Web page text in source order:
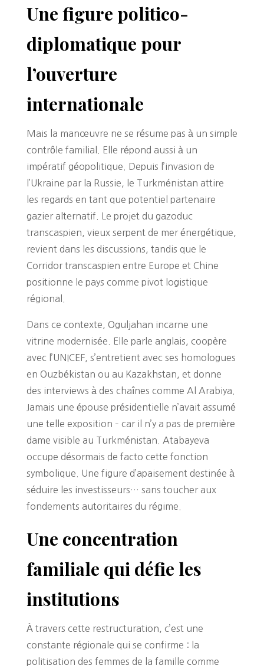
Une figure politico-
diplomatique pour
l’ouverture
internationale
Mais la manœuvre ne se résume pas à un simple
contrôle familial. Elle répond aussi à un
impératif géopolitique. Depuis l’invasion de
l’Ukraine par la Russie, le Turkménistan attire
les regards en tant que potentiel partenaire
gazier alternatif. Le projet du gazoduc
transcaspien, vieux serpent de mer énergétique,
revient dans les discussions, tandis que le
Corridor transcaspien entre Europe et Chine
positionne le pays comme pivot logistique
régional.
Dans ce contexte, Oguljahan incarne une
vitrine modernisée. Elle parle anglais, coopère
avec l’UNICEF, s’entretient avec ses homologues
en Ouzbékistan ou au Kazakhstan, et donne
des interviews à des chaînes comme Al Arabiya.
Jamais une épouse présidentielle n’avait assumé
une telle exposition – car il n’y a pas de première
dame visible au Turkménistan. Atabayeva
occupe désormais de facto cette fonction
symbolique. Une figure d’apaisement destinée à
séduire les investisseurs… sans toucher aux
fondements autoritaires du régime.
Une concentration
familiale qui défie les
institutions
À travers cette restructuration, c’est une
constante régionale qui se confirme : la
politisation des femmes de la famille comme